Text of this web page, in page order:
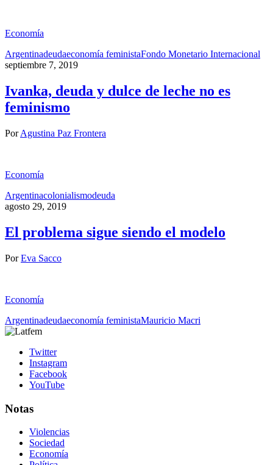
Economía
Argentinadeudaeconomía feministaFondo Monetario Internacional
septiembre 7, 2019
Ivanka, deuda y dulce de leche no es
feminismo
PorAgustina Paz Frontera
Economía
Argentinacolonialismodeuda
agosto 29, 2019
El problema sigue siendo el modelo
PorEva Sacco
Economía
Argentinadeudaeconomía feministaMauricio Macri
Twitter
Instagram
Facebook
YouTube
Notas
Violencias
Sociedad
Economía